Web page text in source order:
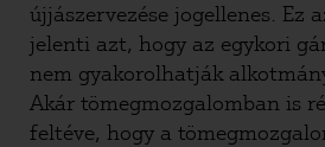
újjászervezése jogellenes. Ez
jelenti azt, hogy az egykori
nem gyakorolhatják
Akár tömegmozgalomban is
feltéve, hogy a